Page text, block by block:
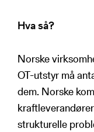
Hva så?
Norske
OT-utstyr må
dem. Norske
strukturelle